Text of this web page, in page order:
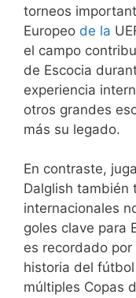
torneos
Europeo de la
el campo
de Escocia
experiencia
otros grandes
más su legado.
En contraste,
Dalglish también
internacionales
goles clave para
es recordado
historia del
múltiples Copas